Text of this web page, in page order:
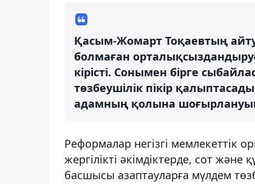
Қасым-Жомарт Тоқаевтың
болмаған
кірісті. Сонымен бірге
төзбеушілік пікір
адамның қолына
Реформалар негізгі мемлекеттік
жергілікті әкімдіктерде, сот және
басшысы азаптауларға мүлдем